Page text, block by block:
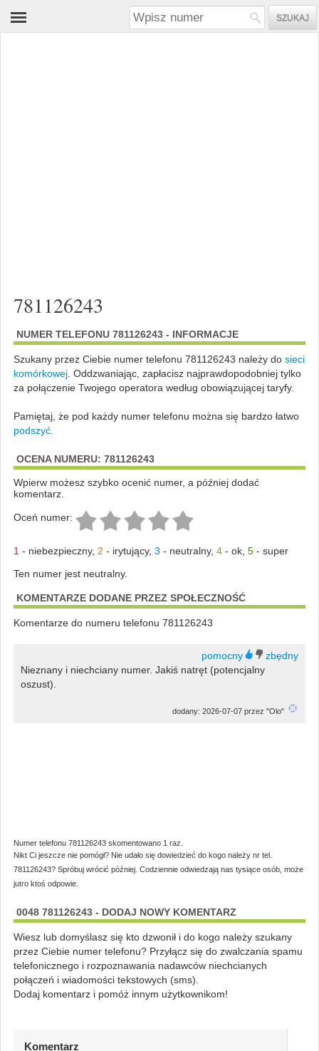
781126243
NUMER TELEFONU 781126243 - INFORMACJE
Szukany przez Ciebie numer telefonu 781126243 należy do sieci
komórkowej. Oddzwaniając, zapłacisz najprawdopodobniej tylko
za połączenie Twojego operatora według obowiązującej taryfy.
Pamiętaj, że pod każdy numer telefonu można się bardzo łatwo
podszyć.
OCENA NUMERU: 781126243
Wpierw możesz szybko ocenić numer, a później dodać
komentarz.
Oceń numer:
1 - niebezpieczny, 2 - irytujący, 3 - neutralny, 4- ok, 5- super
Ten numer jest neutralny.
KOMENTARZE DODANE PRZEZ SPOŁECZNOŚĆ
Komentarze do numeru telefonu 781126243
Nieznany i niechciany numer. Jakiś natręt (potencjalny
oszust).
dodany: 2026-07-07 przez "Olo"
Numer telefonu 781126243 skomentowano 1 raz.
Nikt Ci jeszcze nie pomógł? Nie udało się dowiedzieć do kogo należy nr tel.
781126243? Spróbuj wrócić później. Codziennie odwiedzają nas tysiące osób, może
jutro ktoś odpowie.
0048 781126243 - DODAJ NOWY KOMENTARZ
Wiesz lub domyślasz się kto dzwonił i do kogo należy szukany
przez Ciebie numer telefonu? Przyłącz się do zwalczania spamu
telefonicznego i rozpoznawania nadawców niechcianych
połączeń i wiadomości tekstowych (sms).
Dodaj komentarz i pomóż innym użytkownikom!
Komentarz